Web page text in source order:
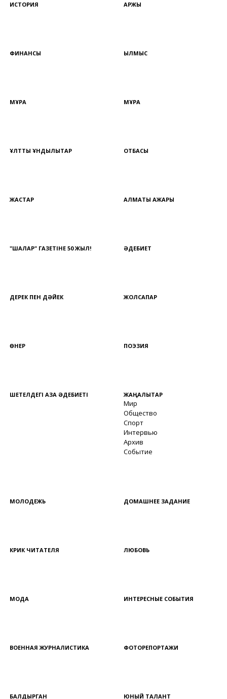
ИСТОРИЯ ҚАРЖЫ
ФИНАНСЫ ҚЫЛМЫС
МҰРА МҰРА
ҰЛТТЫҚ ҚҰНДЫЛЫҚТАР ОТБАСЫ
ЖАСТАР АЛМАТЫ АЖАРЫ
"ШАЛҚАР" ГАЗЕТІНЕ 50 ЖЫЛ! ӘДЕБИЕТ
ДЕРЕК ПЕН ДӘЙЕК ЖОЛСАПАР
ӨНЕР ПОЭЗИЯ
ШЕТЕЛДЕГІ ҚАЗАҚ ӘДЕБИЕТІ ЖАҢАЛЫҚТАР
Мир
Общество
Спорт
Интервью
Архив
Событие
МОЛОДЕЖЬ ДОМАШНЕЕ ЗАДАНИЕ
КРИК ЧИТАТЕЛЯ ЛЮБОВЬ
МОДА ИНТЕРЕСНЫЕ СОБЫТИЯ
ВОЕННАЯ ЖУРНАЛИСТИКА ФОТОРЕПОРТАЖИ
БАЛДЫРГАН ЮНЫЙ ТАЛАНТ